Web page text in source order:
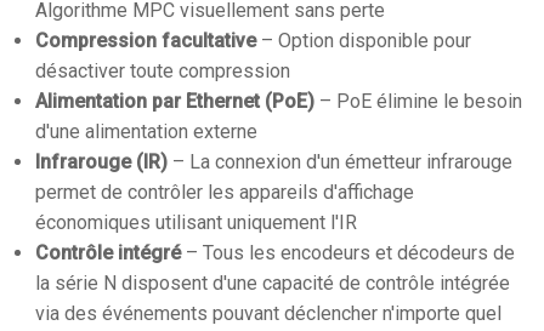
Algorithme MPC visuellement sans perte
Compression facultative– Option disponible pour
désactiver toute compression
Alimentation par Ethernet (PoE) – PoE élimine le besoin
d'une alimentation externe
Infrarouge (IR) – La connexion d'un émetteur infrarouge
permet de contrôler les appareils d'affichage
économiques utilisant uniquement l'IR
Contrôle intégré– Tous les encodeurs et décodeurs de
la série N disposent d'une capacité de contrôle intégrée
via des événements pouvant déclencher n'importe quel